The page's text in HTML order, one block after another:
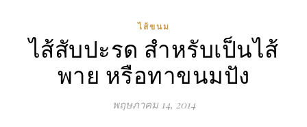
ไส้ขนม
ไส้สับปะรด สำหรับเป็นไส้
พาย หรือทาขนมปัง
พฤษภาคม 14, 2014